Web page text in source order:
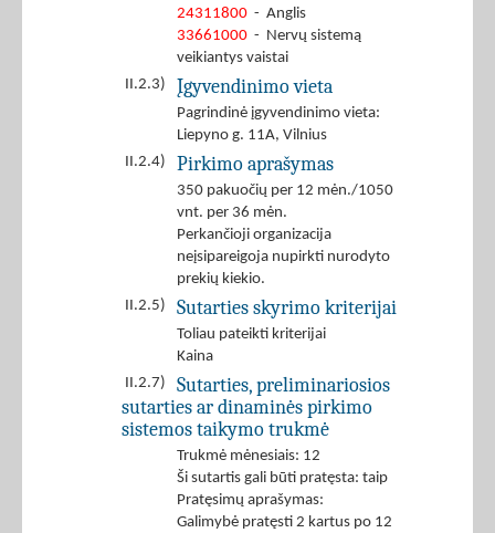
24311800 - Anglis
33661000 - Nervų sistemą
veikiantys vaistai
II.2.3)
Įgyvendinimo vieta
Pagrindinė įgyvendinimo vieta:
Liepyno g. 11A, Vilnius
II.2.4)
Pirkimo aprašymas
350 pakuočių per 12 mėn./1050
vnt. per 36 mėn.
Perkančioji organizacija
neįsipareigoja nupirkti nurodyto
prekių kiekio.
II.2.5)
Sutarties skyrimo kriterijai
Toliau pateikti kriterijai
Kaina
II.2.7)
Sutarties, preliminariosios
sutarties ar dinaminės pirkimo
sistemos taikymo trukmė
Trukmė mėnesiais: 12
Ši sutartis gali būti pratęsta: taip
Pratęsimų aprašymas:
Galimybė pratęsti 2 kartus po 12